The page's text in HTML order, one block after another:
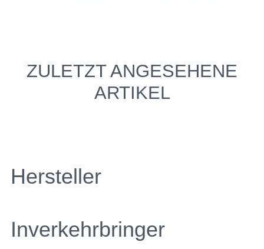
ZULETZT ANGESEHENE
ARTIKEL
Hersteller
Inverkehrbringer